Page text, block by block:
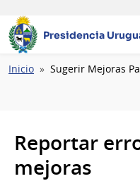
Presidencia
Ruta
Inicio Sugerir Mejoras
Reportar
mejoras